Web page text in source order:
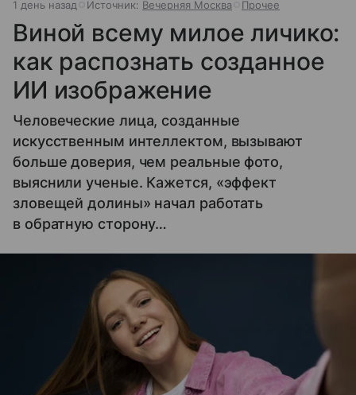
1 день назад Источник: Вечерняя Москва Прочее
Виной всему милое личико:
как распознать созданное
ИИ изображение
Человеческие лица, созданные
искусственным интеллектом, вызывают
больше доверия, чем реальные фото,
выяснили ученые. Кажется, «эффект
зловещей долины» начал работать
в обратную сторону…